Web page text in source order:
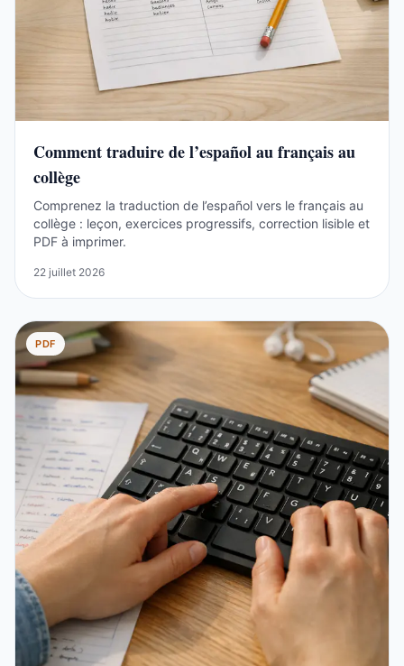
Comment traduire de l’español au français au
collège
Comprenez la traduction de l’español vers le français au
collège : leçon, exercices progressifs, correction lisible et
PDF à imprimer.
22 juillet 2026
PDF